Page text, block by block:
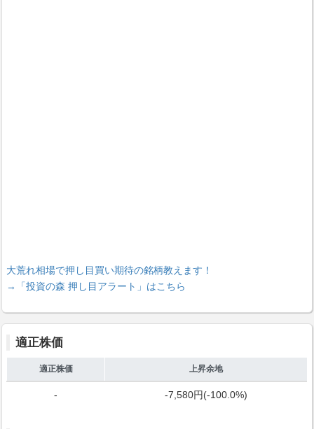
大荒れ相場で押し目買い期待の銘柄教えます！
→「投資の森 押し目アラート」はこちら
適正株価
適正株価 上昇余地
- -7,580円(-100.0%)